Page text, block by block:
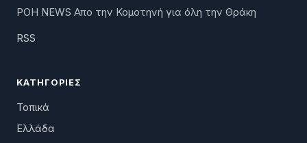
ΡΟΗ NEWS Απο την Κομοτηνή για όλη την Θράκη
RSS
ΚΑΤΗΓΟΡΊΕΣ
Τοπικά
Ελλάδα